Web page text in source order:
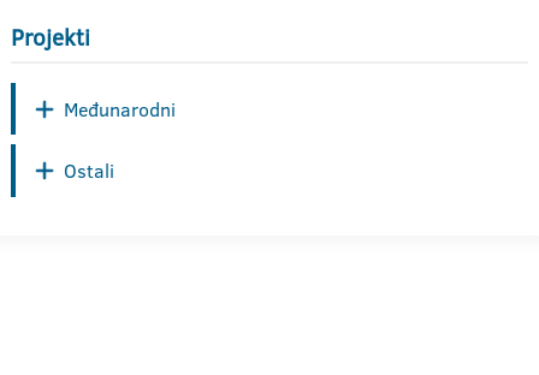
Projekti
Međunarodni
Ostali